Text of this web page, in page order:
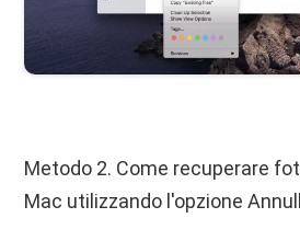
Metodo 2. Come recuperare
Mac utilizzando l'opzione